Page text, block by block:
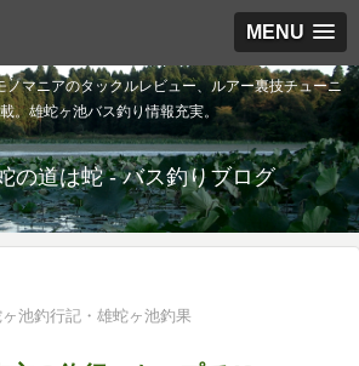
MENU
ノマニアのタックルレビュー、ルアー裏技チューニ
。雄蛇ヶ池バス釣り情報充実。
の道は蛇 - バス釣りブログ
池釣行記・雄蛇ヶ池釣果